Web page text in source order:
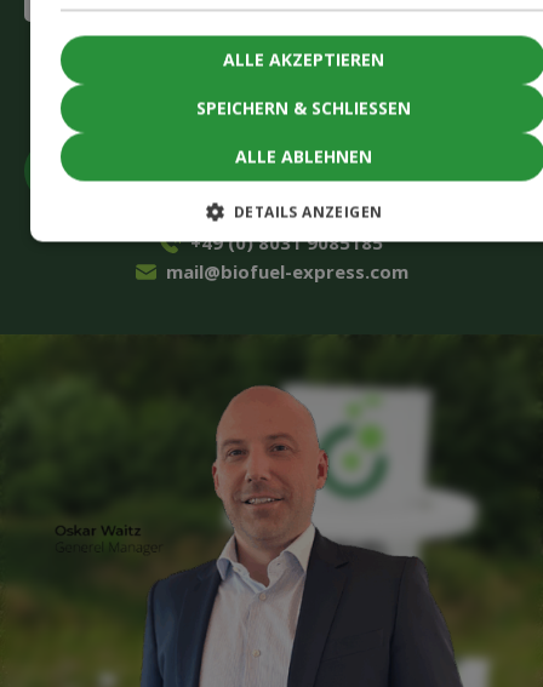
(erforderlich)
CAPTCHA
Akzeptieren
Sie Marketing-Cookies, um das Formular
einzureichen
+49 (0) 8031 9085185
mail@biofuel-express.com
SPEICHERN & SCHLIESSEN
ALLE AKZEPTIEREN
ALLE ABLEHNEN
DETAILS ANZEIGEN